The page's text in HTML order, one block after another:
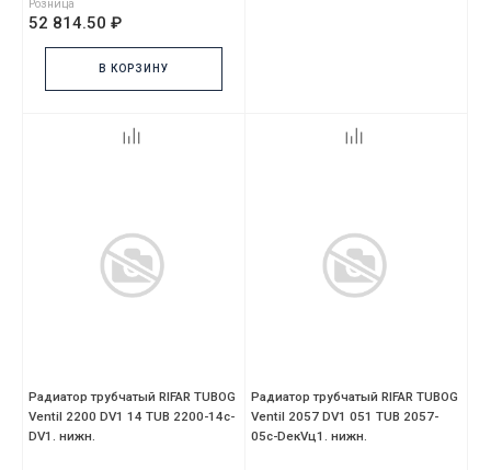
Розница
52 814.50 ₽
В КОРЗИНУ
Радиатор трубчатый RIFAR TUBOG
Ventil 2200 DV1 14 TUB 2200-14с-
DV1. нижн.
Радиатор трубчатый RIFAR TUBOG
Ventil 2057 DV1 051 TUB 2057-
05с-DекVц1. нижн.